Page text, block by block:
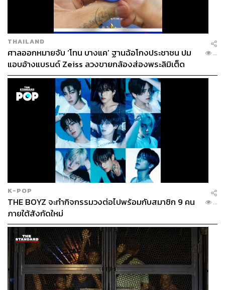
THAILAND
ศาลออกหมายจับ ‘โทน บางแค’ ฐานฉ้อโกงประชาชน ปม
แอบอ้างแบรนด์ Zeiss ลวงขายกล้องส่องพระลิมิเต็ด
...
K-POP
THE BOYZ จะทำกิจกรรมวงต่อไปพร้อมกับสมาชิก 9 คน
ภายใต้สังกัดใหม่
...